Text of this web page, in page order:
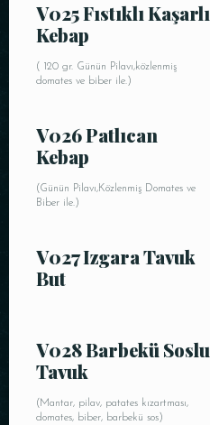
V025 Fıstıklı Kaşarlı
Kebap
( 120 gr. Günün Pilavı,közlenmiş
domates ve biber ile.)
V026 Patlıcan
Kebap
(Günün Pilavı,Közlenmiş Domates ve
Biber ile.)
V027 Izgara Tavuk
But
V028 Barbekü Soslu
Tavuk
(Mantar, pilav, patates kızartması,
domates, biber, barbekü sos)